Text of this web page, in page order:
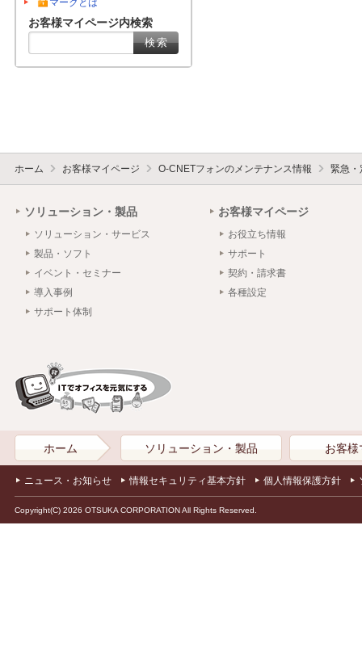
マークとは
お客様マイページ内検索
ホーム お客様マイページ O-CNETフォンのメンテナンス情報 緊急・
ソリューション・製品
ソリューション・サービス
製品・ソフト
イベント・セミナー
導入事例
サポート体制
お客様マイページ
お役立ち情報
サポート
契約・請求書
各種設定
ホーム ソリューション・製品 お客様
ニュース・お知らせ 情報セキュリティ基本方針 個人情報保護方針
Copyright(C) 2026 OTSUKA CORPORATION All Rights Reserved.